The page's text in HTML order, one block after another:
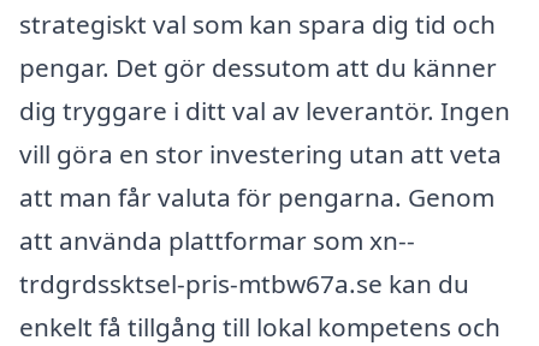
strategiskt val som kan spara dig tid och
pengar. Det gör dessutom att du känner
dig tryggare i ditt val av leverantör. Ingen
vill göra en stor investering utan att veta
att man får valuta för pengarna. Genom
att använda plattformar som xn--
trdgrdssktsel-pris-mtbw67a.se kan du
enkelt få tillgång till lokal kompetens och